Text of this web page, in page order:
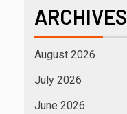
ARCHIVES
August 2026
July 2026
June 2026